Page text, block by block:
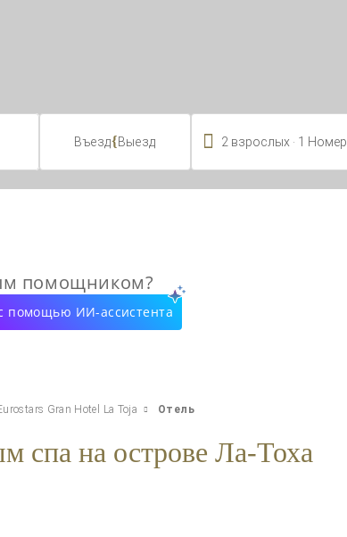
Въезд{Выезд  2 взрослых 1 Номер
помощником?
помощью ИИ-ассистента
Gran Hotel La Toja Отель
спа на острове Ла-Тоха